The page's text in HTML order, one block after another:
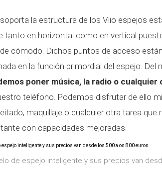
la estructura de los Viio espejos
tanto en horizontal como en vertical
cómodo. Dichos puntos de acceso
en la función primordial del espejo.
poner música, la radio o
teléfono. Podemos disfrutar de ello
maquillaje o cualquier otra tarea
con capacidades mejoradas.
de espejo inteligente y sus precios van